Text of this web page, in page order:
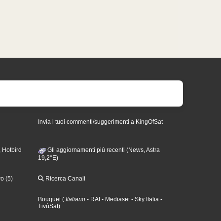
Invia i tuoi commenti/suggerimenti a KingOfSat
Gli aggiornamenti più recenti (News, Astra
19,2°E)
(5) Ricerca Canali
Bouquet( Italiano - RAI - Mediaset- Sky Italia -
TivùSat)